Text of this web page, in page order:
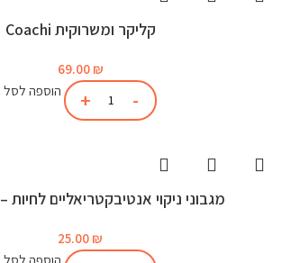
קליקר ומשרוקית Coachi
69.00 ₪
הוספה לסל
מגבוני ניקוי אנטיבקטריאליים לחיות – 40 יחידות
25.00 ₪
הוספה לסל